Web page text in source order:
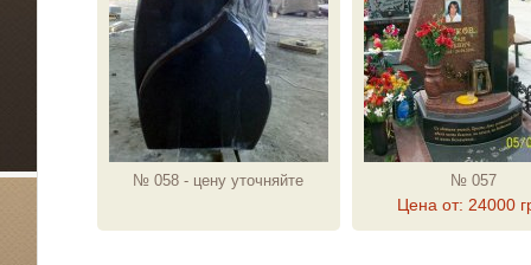
№ 058 - цену уточняйте № 057
Цена от: 24000